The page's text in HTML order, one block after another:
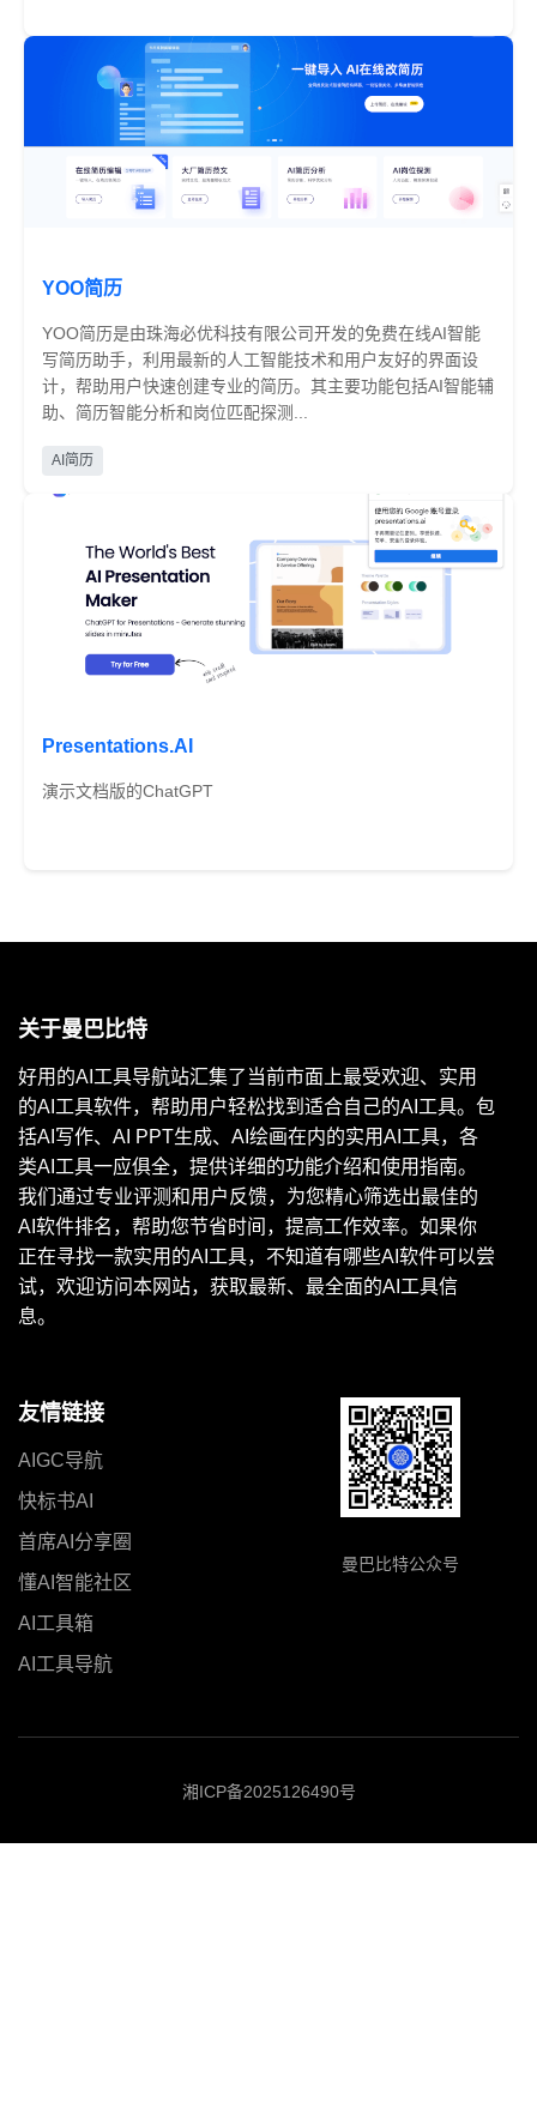
YOO简历
YOO简历是由珠海必优科技有限公司开发的免费在线AI智能
写简历助手，利用最新的人工智能技术和用户友好的界面设
计，帮助用户快速创建专业的简历。其主要功能包括AI智能辅
助、简历智能分析和岗位匹配探测...
AI简历
Presentations.AI
演示文档版的ChatGPT
关于曼巴比特
好用的AI工具导航站汇集了当前市面上最受欢迎、实用
的AI工具软件，帮助用户轻松找到适合自己的AI工具。包
括AI写作、AI PPT生成、AI绘画在内的实用AI工具，各
类AI工具一应俱全，提供详细的功能介绍和使用指南。
我们通过专业评测和用户反馈，为您精心筛选出最佳的
AI软件排名，帮助您节省时间，提高工作效率。如果你
正在寻找一款实用的AI工具，不知道有哪些AI软件可以尝
试，欢迎访问本网站，获取最新、最全面的AI工具信
息。
友情链接
AIGC导航
快标书AI
首席AI分享圈
懂AI智能社区
AI工具箱
AI工具导航
曼巴比特公众号
湘ICP备2025126490号